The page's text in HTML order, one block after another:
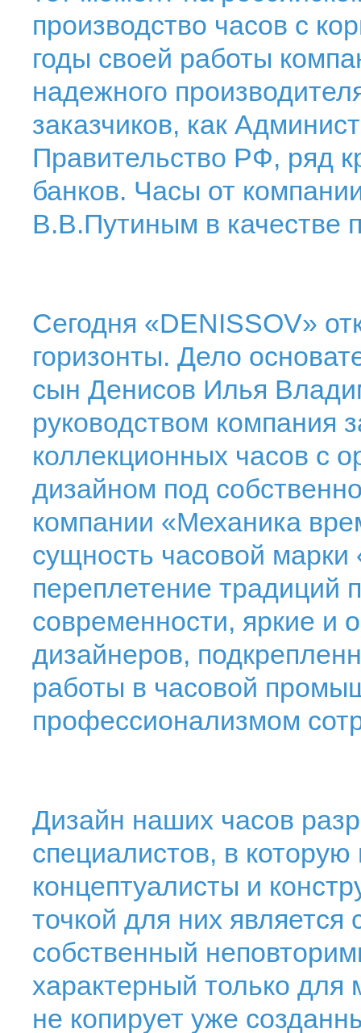
производство часов с
годы своей работы
надежного
заказчиков, как
Правительство РФ, ряд
банков. Часы от
В.В.Путиным в качестве
Сегодня «DENISSOV»
горизонты. Дело
сын Денисов Илья
руководством компания
коллекционных часов с
дизайном под
компании «Механика
сущность часовой
переплетение традиций
современности, яркие и
дизайнеров,
работы в часовой
профессионализмом
Дизайн наших часов
специалистов, в
концептуалисты и
точкой для них является
собственный
характерный только
не копирует уже